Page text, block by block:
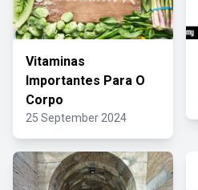
Vitaminas
Importantes Para O
Corpo
25 September 2024